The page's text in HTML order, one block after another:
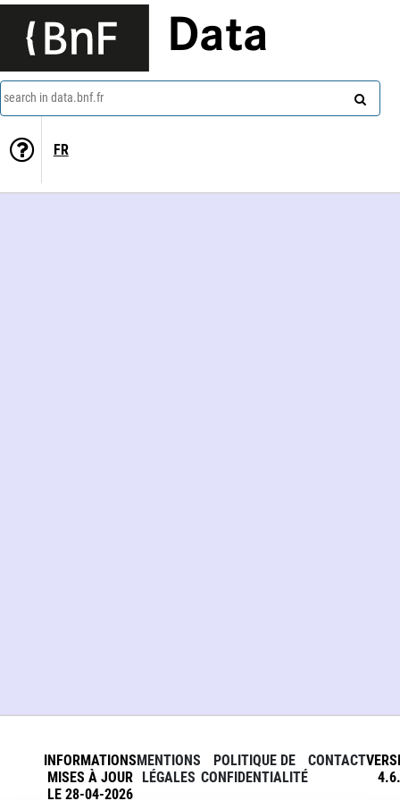
Data
search in data.bnf.fr
FR
INFORMATIONS
MISES À JOUR
LE 28-04-2026
MENTIONS
LÉGALES
POLITIQUE DE
CONFIDENTIALITÉ
CONTACT